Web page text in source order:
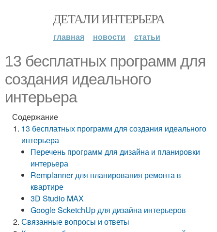
ДЕТАЛИ ИНТЕРЬЕРА
главная новости статьи
13 бесплатных программ для
создания идеального
интерьера
Содержание
13 бесплатных программ для создания идеального
интерьера
Перечень программ для дизайна и планировки
интерьера
Remplanner для планирования ремонта в
квартире
3D Studio MAX
Google ScketсhUp для дизайна интерьеров
Связанные вопросы и ответы